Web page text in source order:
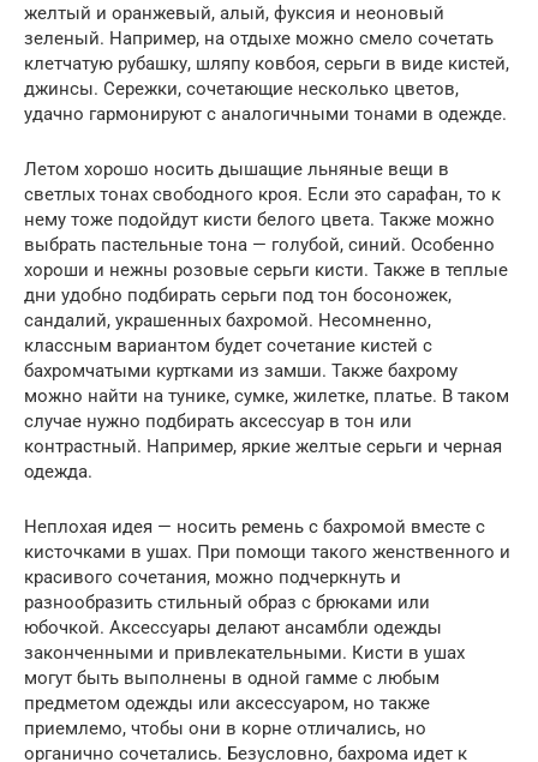
желтый и оранжевый, алый, фуксия и неоновый
зеленый. Например, на отдыхе можно смело сочетать
клетчатую рубашку, шляпу ковбоя, серьги в виде кистей,
джинсы. Сережки, сочетающие несколько цветов,
удачно гармонируют с аналогичными тонами в одежде.
Летом хорошо носить дышащие льняные вещи в
светлых тонах свободного кроя. Если это сарафан, то к
нему тоже подойдут кисти белого цвета. Также можно
выбрать пастельные тона — голубой, синий. Особенно
хороши и нежны розовые серьги кисти. Также в теплые
дни удобно подбирать серьги под тон босоножек,
сандалий, украшенных бахромой. Несомненно,
классным вариантом будет сочетание кистей с
бахромчатыми куртками из замши. Также бахрому
можно найти на тунике, сумке, жилетке, платье. В таком
случае нужно подбирать аксессуар в тон или
контрастный. Например, яркие желтые серьги и черная
одежда.
Неплохая идея — носить ремень с бахромой вместе с
кисточками в ушах. При помощи такого женственного и
красивого сочетания, можно подчеркнуть и
разнообразить стильный образ с брюками или
юбочкой. Аксессуары делают ансамбли одежды
законченными и привлекательными. Кисти в ушах
могут быть выполнены в одной гамме с любым
предметом одежды или аксессуаром, но также
приемлемо, чтобы они в корне отличались, но
органично сочетались. Безусловно, бахрома идет к